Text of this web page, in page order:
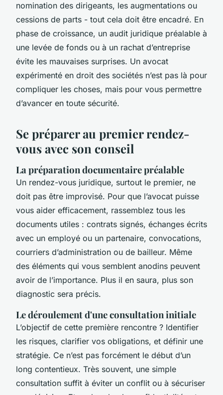
nomination des dirigeants, les augmentations ou
cessions de parts - tout cela doit être encadré. En
phase de croissance, un audit juridique préalable à
une levée de fonds ou à un rachat d’entreprise
évite les mauvaises surprises. Un avocat
expérimenté en droit des sociétés n’est pas là pour
compliquer les choses, mais pour vous permettre
d’avancer en toute sécurité.
Se préparer au premier rendez-
vous avec son conseil
La préparation documentaire préalable
Un rendez-vous juridique, surtout le premier, ne
doit pas être improvisé. Pour que l’avocat puisse
vous aider efficacement, rassemblez tous les
documents utiles : contrats signés, échanges écrits
avec un employé ou un partenaire, convocations,
courriers d’administration ou de bailleur. Même
des éléments qui vous semblent anodins peuvent
avoir de l’importance. Plus il en saura, plus son
diagnostic sera précis.
Le déroulement d'une consultation initiale
L’objectif de cette première rencontre ? Identifier
les risques, clarifier vos obligations, et définir une
stratégie. Ce n’est pas forcément le début d’un
long contentieux. Très souvent, une simple
consultation suffit à éviter un conflit ou à sécuriser